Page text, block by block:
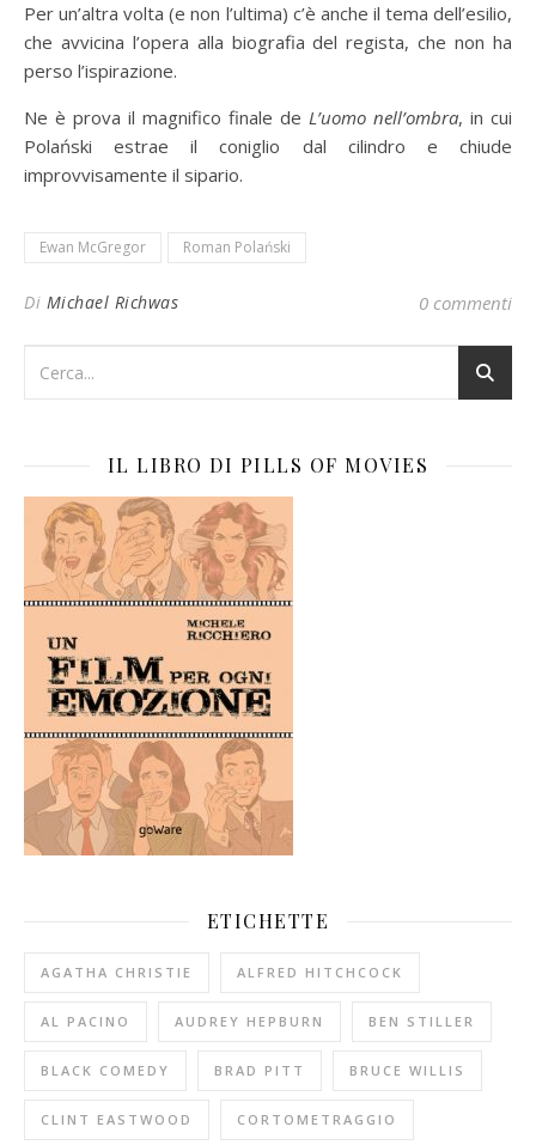
Per un’altra volta (e non l’ultima) c’è anche il tema dell’esilio,
che avvicina l’opera alla biografia del regista, che non ha
perso l’ispirazione.
Ne è prova il magnifico finale de L’uomo nell’ombra, in cui
Polański estrae il coniglio dal cilindro e chiude
improvvisamente il sipario.
Ewan McGregor Roman Polański
Di Michael Richwas 0 commenti
IL LIBRO DI PILLS OF MOVIES
ETICHETTE
AGATHA CHRISTIE ALFRED HITCHCOCK
AL PACINO AUDREY HEPBURN BEN STILLER
BLACK COMEDY BRAD PITT BRUCE WILLIS
CLINT EASTWOOD CORTOMETRAGGIO